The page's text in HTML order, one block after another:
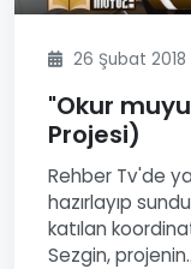
26 Şubat 2018
"Okur
Projesi)
Rehber Tv'de
hazırlayıp
katılan
Sezgin,